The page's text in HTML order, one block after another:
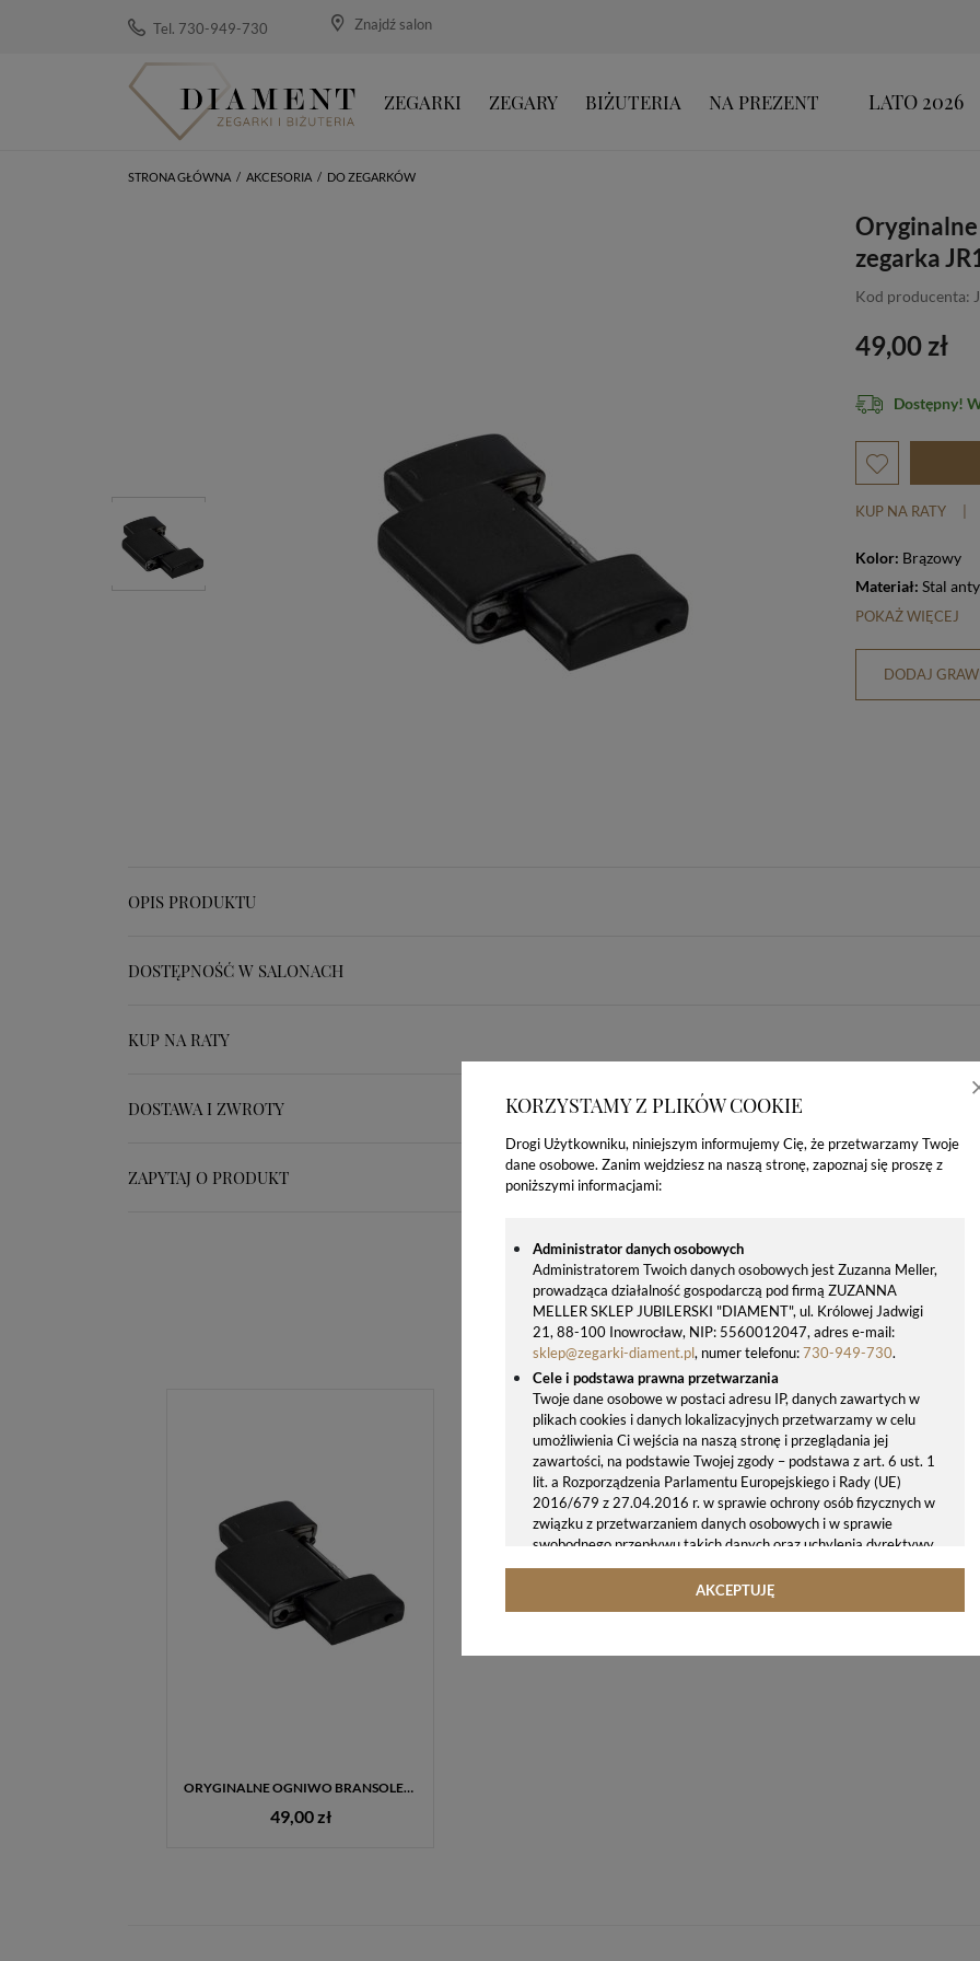
KORZYSTAMY Z PLIKÓW COOKIE
Drogi Użytkowniku, niniejszym informujemy Cię, że przetwarzamy Twoje
dane osobowe. Zanim wejdziesz na naszą stronę, zapoznaj się proszę z
poniższymi informacjami:
Administrator danych osobowych
Administratorem Twoich danych osobowych jest Zuzanna Meller,
prowadząca działalność gospodarczą pod firmą ZUZANNA
MELLER SKLEP JUBILERSKI "DIAMENT", ul. Królowej Jadwigi
21, 88-100 Inowrocław, NIP: 5560012047, adres e-mail:
sklep@zegarki-diament.pl, numer telefonu:730-949-730.
Cele i podstawa prawna przetwarzania
Twoje dane osobowe w postaci adresu IP, danych zawartych w
plikach cookies i danych lokalizacyjnych przetwarzamy w celu
umożliwienia Ci wejścia na naszą stronę i przeglądania jej
zawartości, na podstawie Twojej zgody – podstawa z art. 6 ust. 1
lit. a Rozporządzenia Parlamentu Europejskiego i Rady (UE)
2016/679 z 27.04.2016 r. w sprawie ochrony osób fizycznych w
związku z przetwarzaniem danych osobowych i w sprawie
swobodnego przepływu takich danych oraz uchylenia dyrektywy
95/46/WE (ogólne rozporządzenie o ochronie danych, tj. RODO).
Twoje dane osobowe możemy udostępniać hostingodawcy. Takie
zgodnie z naszymi poleceniami. Przekazujemy Twoje dane poza
AKCEPTUJĘ
Tel. 730-949-730 Znajdź salon
ZEGARKI ZEGARY BIŻUTERIA NA PREZENT LATO 2026
STRONA GŁÓWNA / AKCESORIA / DO ZEGARKÓW
zegarka
Kod producenta:
49,00 zł
Dostępny!
KUP NA RATY
Kolor: Brązowy
Materiał: Stal
POKAŻ WIĘCEJ
DODAJ
OPIS PRODUKTU
DOSTĘPNOŚĆ W SALONACH
KUP NA RATY
DOSTAWA I ZWROTY
ZAPYTAJ O PRODUKT
OSTATNIO OGLĄDANE PRODUKTY
ORYGINALNE OGNIWO BRANSOLETY FOSSIL DO ZEGARKA JR1356
49,00 zł